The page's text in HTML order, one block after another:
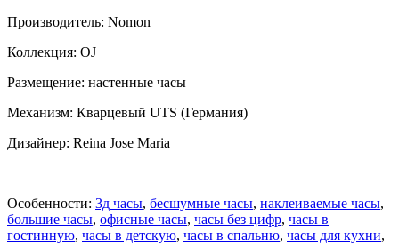
Производитель: Nomon
Коллекция: OJ
Размещение: настенные часы
Механизм: Кварцевый UTS (Германия)
Дизайнер: Reina Jose Maria
Особенности: 3д часы, бесшумные часы, наклеиваемые часы,
большие часы, офисные часы, часы без цифр, часы в
гостинную, часы в детскую, часы в спальню, часы для кухни,